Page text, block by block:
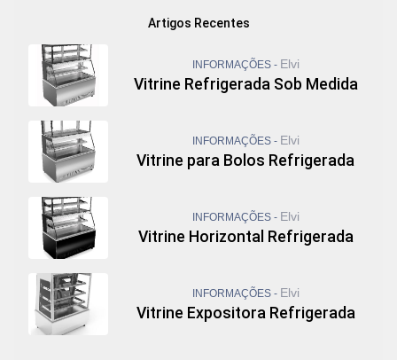
Artigos Recentes
INFORMAÇÕES - Elvi
Vitrine Refrigerada Sob Medida
INFORMAÇÕES - Elvi
Vitrine para Bolos Refrigerada
INFORMAÇÕES - Elvi
Vitrine Horizontal Refrigerada
INFORMAÇÕES - Elvi
Vitrine Expositora Refrigerada